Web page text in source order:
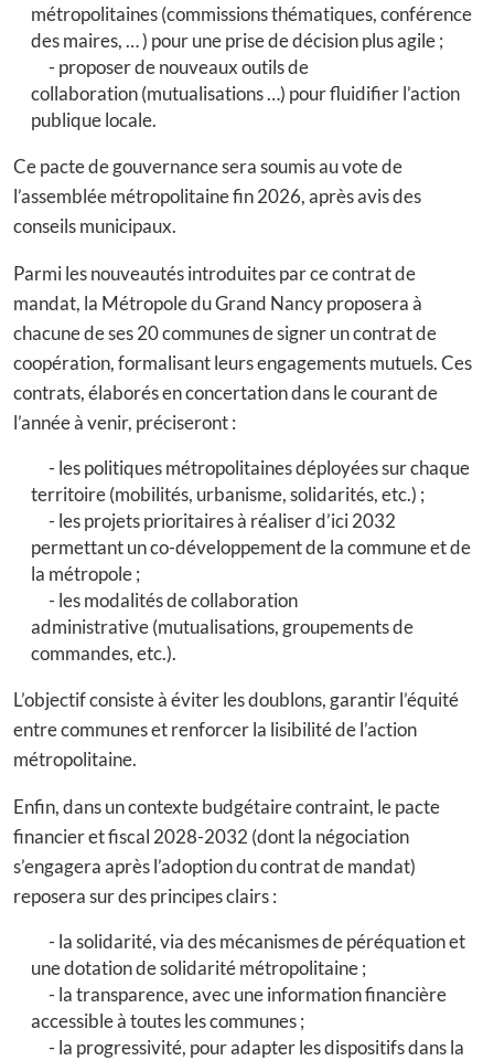
métropolitaines (commissions thématiques, conférence
des maires, … ) pour une prise de décision plus agile ;
proposer de nouveaux outils de
collaboration (mutualisations …) pour fluidifier l’action
publique locale.
Ce pacte de gouvernance sera soumis au vote de
l’assemblée métropolitaine fin 2026, après avis des
conseils municipaux.
Parmi les nouveautés introduites par ce contrat de
mandat, la Métropole du Grand Nancy proposera à
chacune de ses 20 communes de signer un contrat de
coopération, formalisant leurs engagements mutuels. Ces
contrats, élaborés en concertation dans le courant de
l’année à venir, préciseront :
les politiques métropolitaines déployées sur chaque
territoire (mobilités, urbanisme, solidarités, etc.) ;
les projets prioritaires à réaliser d’ici 2032
permettant un co-développement de la commune et de
la métropole ;
les modalités de collaboration
administrative (mutualisations, groupements de
commandes, etc.).
L’objectif consiste à éviter les doublons, garantir l’équité
entre communes et renforcer la lisibilité de l’action
métropolitaine.
Enfin, dans un contexte budgétaire contraint, le pacte
financier et fiscal 2028-2032 (dont la négociation
s’engagera après l’adoption du contrat de mandat)
reposera sur des principes clairs :
la solidarité, via des mécanismes de péréquation et
une dotation de solidarité métropolitaine ;
la transparence, avec une information financière
accessible à toutes les communes ;
la progressivité, pour adapter les dispositifs dans la